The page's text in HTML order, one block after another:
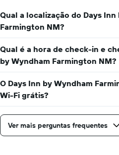
da
semana
O
gráfico
apresenta
os
dias
da
semana
numa
abcissa
O
gráfico
apresenta
Qual a localização do Days Inn
Farmington NM?
Qual é a hora de check-in e
by Wyndham Farmington NM?
O Days Inn by Wyndham
Wi-Fi grátis?
Ver mais perguntas frequentes